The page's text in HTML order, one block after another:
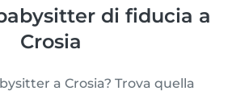
di fiducia a
Crosia
a Crosia? Trova quella